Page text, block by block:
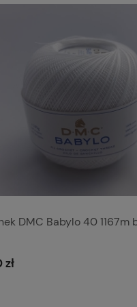
DMC Babylo 40 1167m